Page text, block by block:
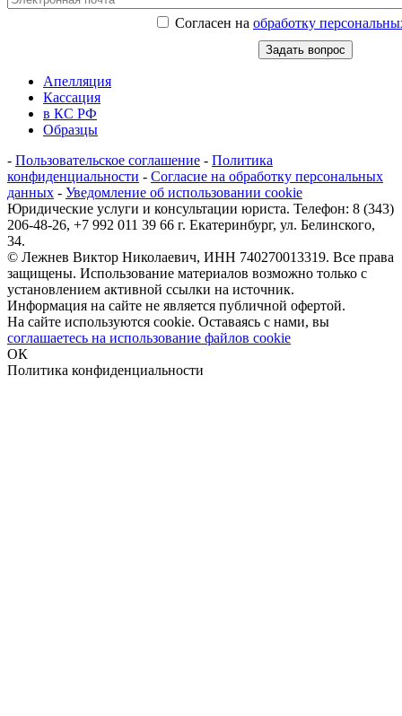
Согласен на обработку
Апелляция
Кассация
в КС РФ
Образцы
- Пользовательское соглашение - Политика
конфиденциальности - Согласие на обработку персональных
данных - Уведомление об использовании cookie
Юридические услуги и консультации юриста. Телефон: 8 (343)
206-48-26, +7 992 011 39 66 г. Екатеринбург, ул. Белинского,
34.
© Лежнев Виктор Николаевич, ИНН 740270013319. Все права
защищены. Использование материалов возможно только с
установлением активной ссылки на источник.
Информация на сайте не является публичной офертой.
На сайте используются cookie. Оставаясь с нами, вы
соглашаетесь на использование файлов cookie
ОК
Политика конфиденциальности